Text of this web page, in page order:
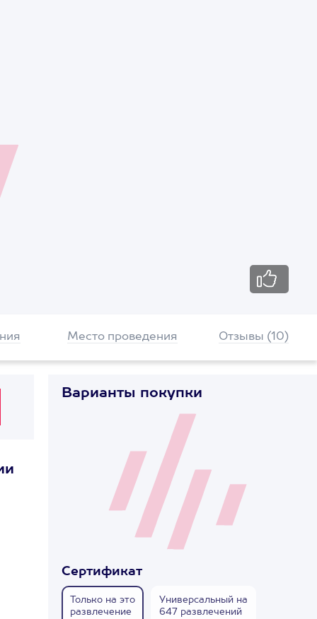
Место проведения Отзывы (10)
Варианты покупки
Сертификат
Только на это
развлечение
Универсальный на
647 развлечений